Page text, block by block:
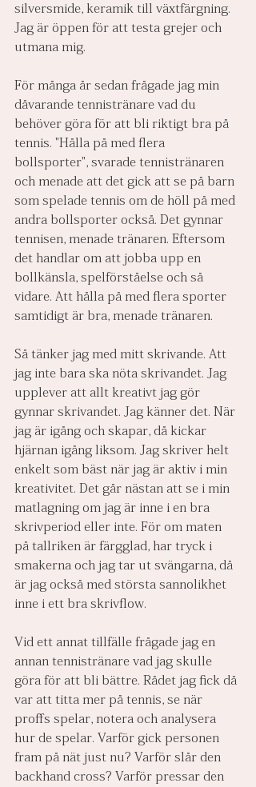
silversmide, keramik till växtfärgning.
Jag är öppen för att testa grejer och
utmana mig.
För många år sedan frågade jag min
dåvarande tennistränare vad du
behöver göra för att bli riktigt bra på
tennis. "Hålla på med flera
bollsporter", svarade tennistränaren
och menade att det gick att se på barn
som spelade tennis om de höll på med
andra bollsporter också. Det gynnar
tennisen, menade tränaren. Eftersom
det handlar om att jobba upp en
bollkänsla, spelförståelse och så
vidare. Att hålla på med flera sporter
samtidigt är bra, menade tränaren.
Så tänker jag med mitt skrivande. Att
jag inte bara ska nöta skrivandet. Jag
upplever att allt kreativt jag gör
gynnar skrivandet. Jag känner det. När
jag är igång och skapar, då kickar
hjärnan igång liksom. Jag skriver helt
enkelt som bäst när jag är aktiv i min
kreativitet. Det går nästan att se i min
matlagning om jag är inne i en bra
skrivperiod eller inte. För om maten
på tallriken är färgglad, har tryck i
smakerna och jag tar ut svängarna, då
är jag också med största sannolikhet
inne i ett bra skrivflow.
Vid ett annat tillfälle frågade jag en
annan tennistränare vad jag skulle
göra för att bli bättre. Rådet jag fick då
var att titta mer på tennis, se när
proffs spelar, notera och analysera
hur de spelar. Varför gick personen
fram på nät just nu? Varför slår den
backhand cross? Varför pressar den